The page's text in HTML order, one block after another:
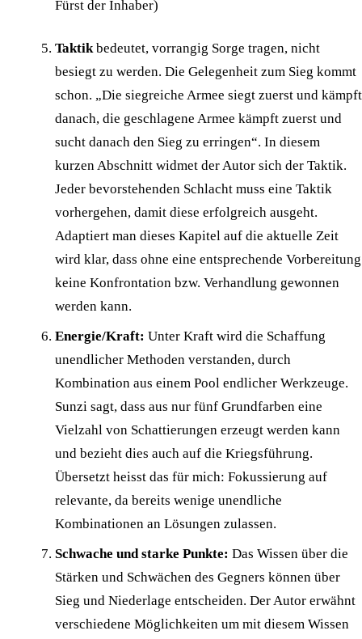
Fürst der Inhaber)
Taktikbedeutet, vorrangig Sorge tragen, nicht
besiegt zu werden. Die Gelegenheit zum Sieg kommt
schon. „Die siegreiche Armee siegt zuerst und kämpft
danach, die geschlagene Armee kämpft zuerst und
sucht danach den Sieg zu erringen“. In diesem
kurzen Abschnitt widmet der Autor sich der Taktik.
Jeder bevorstehenden Schlacht muss eine Taktik
vorhergehen, damit diese erfolgreich ausgeht.
Adaptiert man dieses Kapitel auf die aktuelle Zeit
wird klar, dass ohne eine entsprechende Vorbereitung
keine Konfrontation bzw. Verhandlung gewonnen
werden kann.
Energie/Kraft: Unter Kraft wird die Schaffung
unendlicher Methoden verstanden, durch
Kombination aus einem Pool endlicher Werkzeuge.
Sunzi sagt, dass aus nur fünf Grundfarben eine
Vielzahl von Schattierungen erzeugt werden kann
und bezieht dies auch auf die Kriegsführung.
Übersetzt heisst das für mich: Fokussierung auf
relevante, da bereits wenige unendliche
Kombinationen an Lösungen zulassen.
Schwache und starke Punkte: Das Wissen über die
Stärken und Schwächen des Gegners können über
Sieg und Niederlage entscheiden. Der Autor erwähnt
verschiedene Möglichkeiten um mit diesem Wissen